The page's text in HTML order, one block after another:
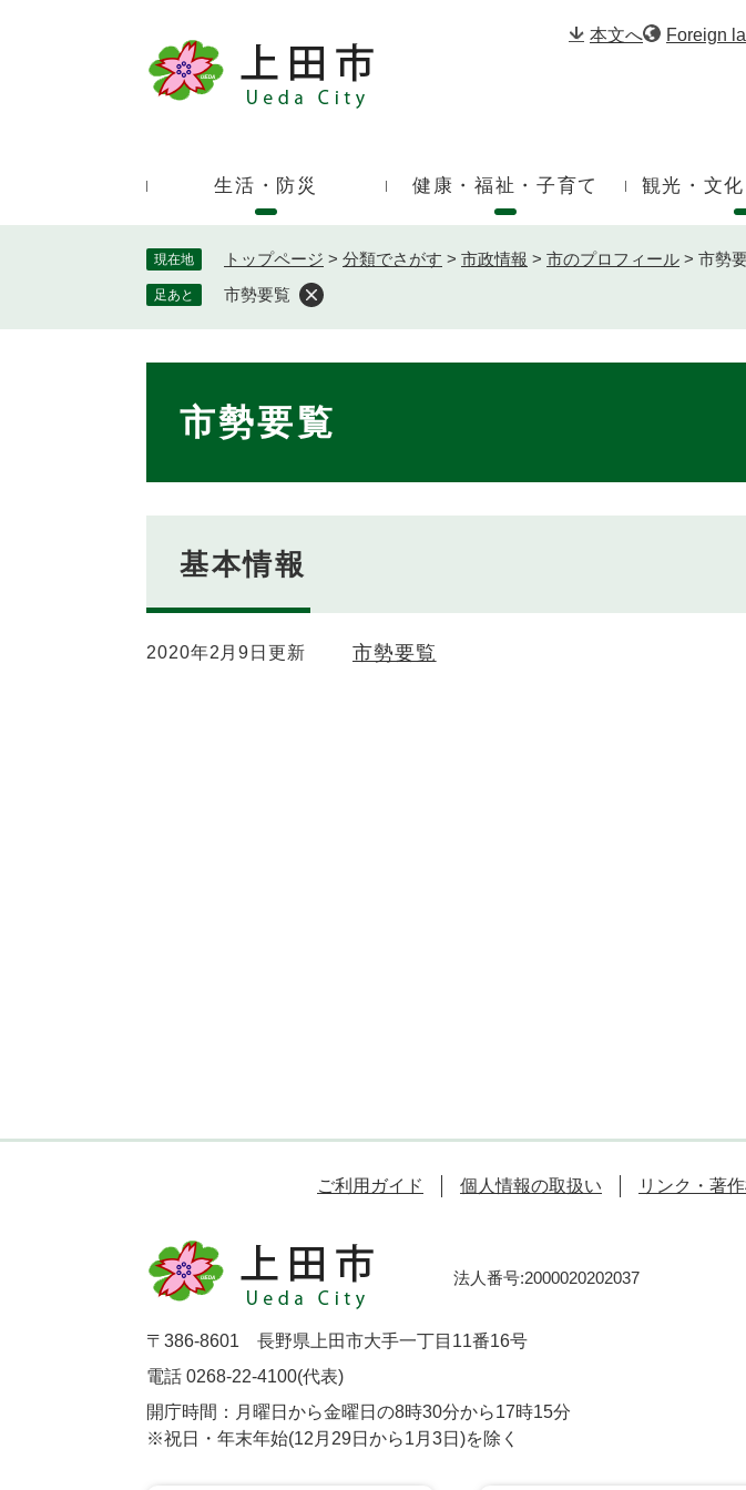
。
本文へ Foreign
ド
生活・防災 健康・福祉・子育て 観光・文
現在地 トップページ > 分類でさがす > 市政情報 > 市のプロフィール > 市勢
足あと 市勢要覧
市勢要覧
基本情報
2020年2月9日更新 市勢要覧
ご利用ガイド 個人情報の取扱い リンク・著
法人番号:2000020202037
〒386-8601 長野県上田市大手一丁目11番16号
電話 0268-22-4100(代表)
開庁時間：月曜日から金曜日の8時30分から17時15分
※祝日・年末年始(12月29日から1月3日)を除く